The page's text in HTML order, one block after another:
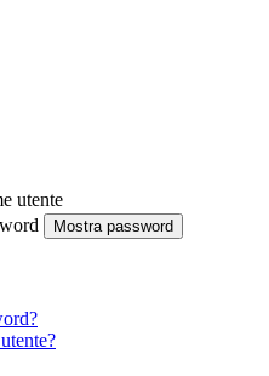
utente
Mostra password